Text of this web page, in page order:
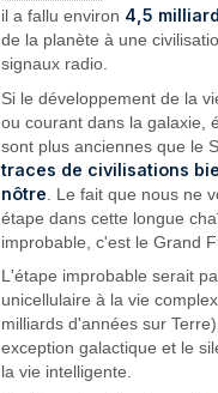
il a fallu environ 4,5
de la planète à une
signaux radio.
Si le développement de la
ou courant dans la galaxie,
sont plus anciennes que le
traces de civilisations
nôtre . Le fait que nous ne
étape dans cette longue
improbable, c'est le Grand
L'étape improbable serait
unicellulaire à la vie
milliards d'années sur
exception galactique et le
la vie intelligente.